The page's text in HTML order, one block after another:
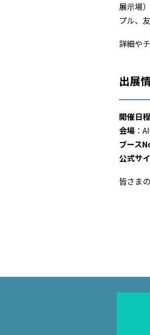
展示場
プル、
詳細や
出展
開催日程
会場 ：
ブース
公式サ
皆さま